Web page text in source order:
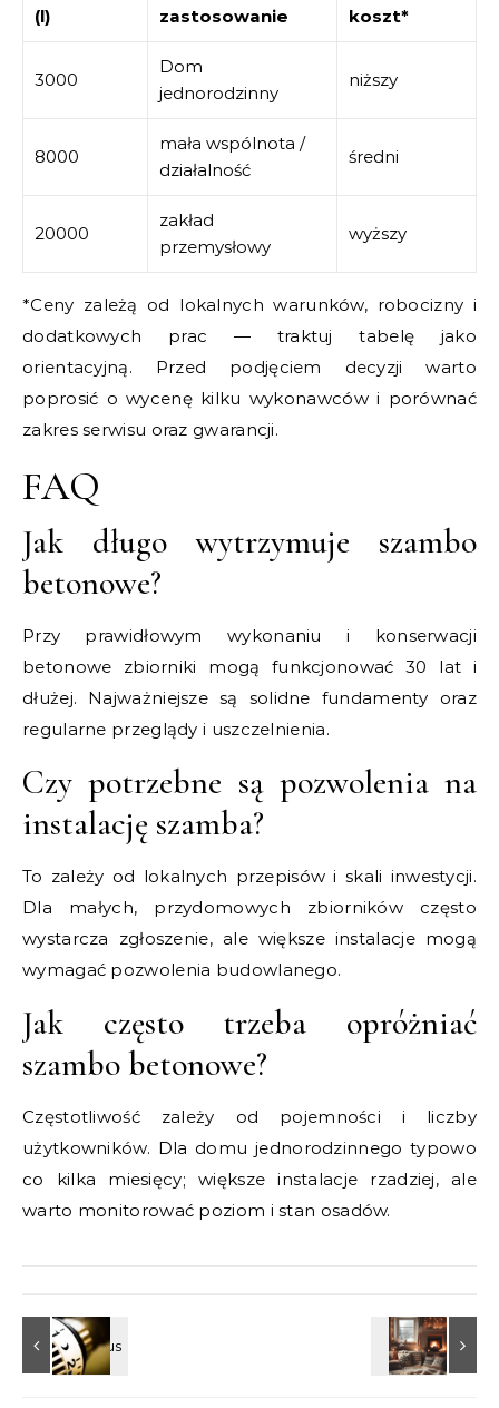
(l) zastosowanie koszt*
3000
Dom
jednorodzinny
niższy
8000
mała wspólnota /
działalność
średni
20000
zakład
przemysłowy
wyższy
*Ceny zależą od lokalnych warunków, robocizny i
dodatkowych prac — traktuj tabelę jako
orientacyjną. Przed podjęciem decyzji warto
poprosić o wycenę kilku wykonawców i porównać
zakres serwisu oraz gwarancji.
FAQ
Jak długo wytrzymuje szambo
betonowe?
Przy prawidłowym wykonaniu i konserwacji
betonowe zbiorniki mogą funkcjonować 30 lat i
dłużej. Najważniejsze są solidne fundamenty oraz
regularne przeglądy i uszczelnienia.
Czy potrzebne są pozwolenia na
instalację szamba?
To zależy od lokalnych przepisów i skali inwestycji.
Dla małych, przydomowych zbiorników często
wystarcza zgłoszenie, ale większe instalacje mogą
wymagać pozwolenia budowlanego.
Jak często trzeba opróżniać
szambo betonowe?
Częstotliwość zależy od pojemności i liczby
użytkowników. Dla domu jednorodzinnego typowo
co kilka miesięcy; większe instalacje rzadziej, ale
warto monitorować poziom i stan osadów.